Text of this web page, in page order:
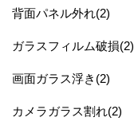
背面パネル外れ(2)
ガラスフィルム破損(2)
画面ガラス浮き(2)
カメラガラス割れ(2)